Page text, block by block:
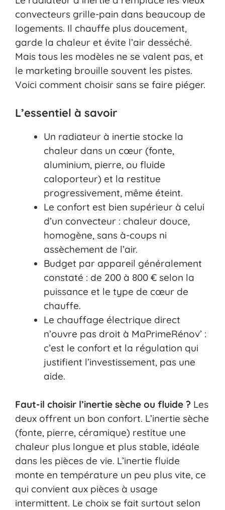
convecteurs grille-pain dans beaucoup de
logements. Il chauffe plus doucement,
garde la chaleur et évite l’air desséché.
Mais tous les modèles ne se valent pas, et
le marketing brouille souvent les pistes.
Voici comment choisir sans se faire piéger.
L’essentiel à savoir
Un radiateur à inertie stocke la
chaleur dans un cœur (fonte,
aluminium, pierre, ou fluide
caloporteur) et la restitue
progressivement, même éteint.
Le confort est bien supérieur à celui
d’un convecteur : chaleur douce,
homogène, sans à-coups ni
assèchement de l’air.
Budget par appareil généralement
constaté : de 200 à 800 € selon la
puissance et le type de cœur de
chauffe.
Le chauffage électrique direct
n’ouvre pas droit à MaPrimeRénov’ :
c’est le confort et la régulation qui
justifient l’investissement, pas une
aide.
Faut-il choisir l’inertie sèche ou fluide ? Les
deux offrent un bon confort. L’inertie sèche
(fonte, pierre, céramique) restitue une
chaleur plus longue et plus stable, idéale
dans les pièces de vie. L’inertie fluide
monte en température un peu plus vite, ce
qui convient aux pièces à usage
intermittent. Le choix se fait surtout selon